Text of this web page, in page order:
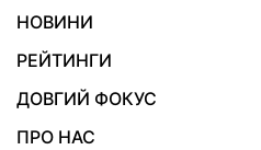
НОВИНИ
РЕЙТИНГИ
ДОВГИЙ ФОКУС
ПРО НАС